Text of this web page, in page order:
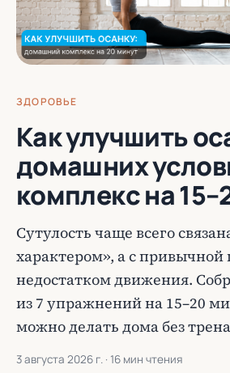
ЗДОРОВЬЕ
Как улучшить
домашних
комплекс на
Сутулость чаще всего
характером», а с привычной
недостатком движения.
из 7 упражнений на 15–20
можно делать дома без
3 августа 2026 г. · 16 мин чтения